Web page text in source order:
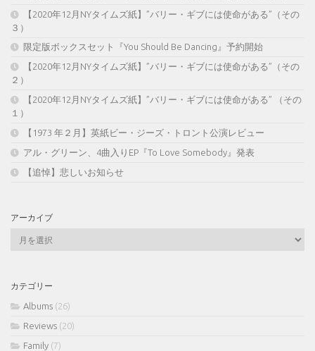
【2020年12月NYタイムズ紙】”バリー・ギブには使命がある”（その
３）
限定版ボックスセット『You Should Be Dancing』予約開始
【2020年12月NYタイムズ紙】”バリー・ギブには使命がある”（その
２）
【2020年12月NYタイムズ紙】”バリー・ギブには使命がある” （その
１）
【1973 年２月】英紙ビー・ジーズ・トロント公演レビュー
アル・グリーン、4曲入りEP『To Love Somebody』発表
【追悼】悲しいお知らせ
アーカイブ
ブ
カテゴリー
Albums (26)
Reviews (20)
Family (7)